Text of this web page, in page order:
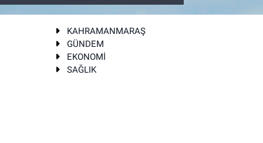
KAHRAMANMARAŞ
GÜNDEM
EKONOMİ
SAĞLIK